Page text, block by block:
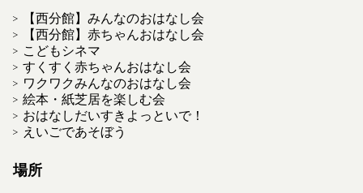
【西分館】みんなのおはなし会
【西分館】赤ちゃんおはなし会
こどもシネマ
すくすく赤ちゃんおはなし会
ワクワクみんなのおはなし会
絵本・紙芝居を楽しむ会
おはなしだいすきよっといで！
えいごであそぼう
場所